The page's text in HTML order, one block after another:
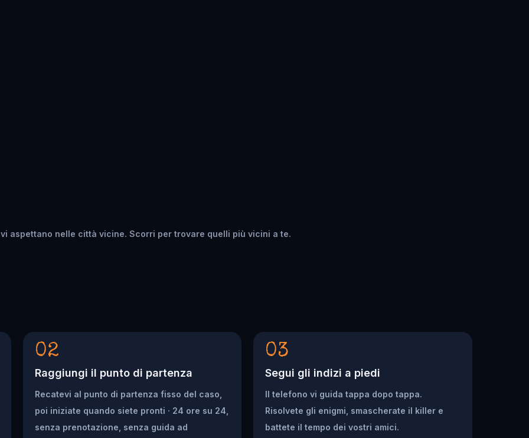
aspettano nelle città vicine. Scorri per trovare quelli più vicini a te.
02
Raggiungi il punto di partenza
Recatevi al punto di partenza fisso del caso,
poi iniziate quando siete pronti · 24 ore su 24,
senza prenotazione, senza guida ad
03
Segui gli indizi a piedi
Il telefono vi guida tappa dopo tappa.
Risolvete gli enigmi, smascherate il killer e
battete il tempo dei vostri amici.